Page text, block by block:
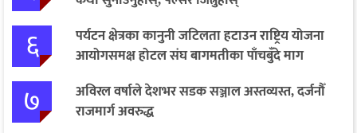
६
पर्यटन क्षेत्रका कानुनी जटिलता हटाउन राष्ट्रिय योजना
आयोगसमक्ष होटल संघ बागमतीका पाँचबुँदे माग
७
अविरल वर्षाले देशभर सडक सञ्जाल अस्तव्यस्त, दर्जनौँ
राजमार्ग अवरुद्ध